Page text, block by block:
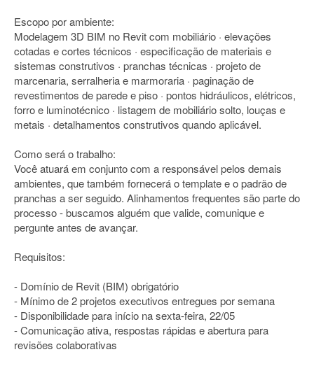
Escopo por ambiente:
Modelagem 3D BIM no Revit com mobiliário · elevações
cotadas e cortes técnicos · especificação de materiais e
sistemas construtivos · pranchas técnicas · projeto de
marcenaria, serralheria e marmoraria · paginação de
revestimentos de parede e piso · pontos hidráulicos, elétricos,
forro e luminotécnico · listagem de mobiliário solto, louças e
metais · detalhamentos construtivos quando aplicável.
Como será o trabalho:
Você atuará em conjunto com a responsável pelos demais
ambientes, que também fornecerá o template e o padrão de
pranchas a ser seguido. Alinhamentos frequentes são parte do
processo - buscamos alguém que valide, comunique e
pergunte antes de avançar.
Requisitos:
- Domínio de Revit (BIM) obrigatório
- Mínimo de 2 projetos executivos entregues por semana
- Disponibilidade para início na sexta-feira, 22/05
- Comunicação ativa, respostas rápidas e abertura para
revisões colaborativas